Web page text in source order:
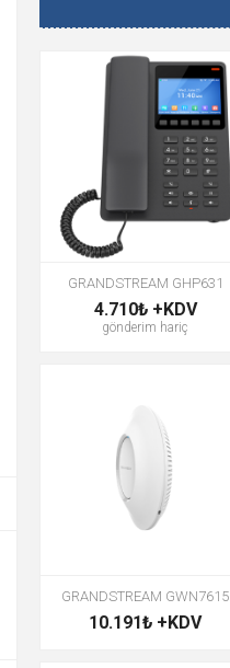
GRANDSTREAM GHP631
4.710₺ +KDV
gönderim hariç
GRANDSTREAM GWN7615
10.191₺ +KDV